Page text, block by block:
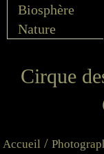
Biosphère
Nature
Cirque
Accueil /